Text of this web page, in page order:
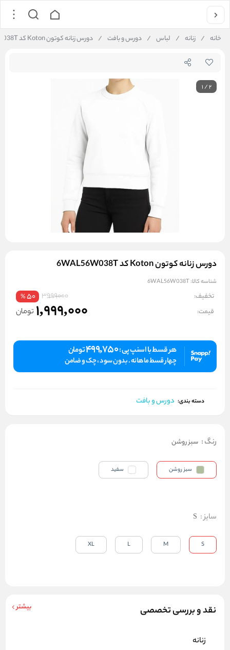
خانه / زنانه / لباس / دورس و بافت / دورس زنانه کوتون Koton کد 6WAL56W038T
1/2
دورس زنانه کوتون Koton کد 6WAL56W038T
شناسه کالا:6WAL56W038T
تخفیف: 3999000
50
%
قیمت: 1,999,000 تومان
هر قسط با اسنپ پی :499,750تومان
چهار قسط ماهانه . بدون سود ، چک و ضامن
دسته بندی: دورس و بافت
نقد و بررسی تخصصی بیشتر
زنانه
رنگ: سبز روشن
سبز روشن سفید
سایز:
S
S
M
L
XL